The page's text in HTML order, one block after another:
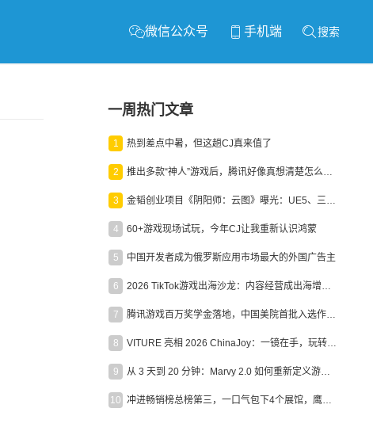
微信公众号 手机端 搜索
一周热门文章
1 热到差点中暑，但这趟CJ真来值了
2 推出多款“神人”游戏后，腾讯好像真想清楚怎么做二次元了
3 金韬创业项目《阴阳师：云图》曝光：UE5、三端互通、ARPG
4 60+游戏现场试玩，今年CJ让我重新认识鸿蒙
5 中国开发者成为俄罗斯应用市场最大的外国广告主
6 2026 TikTok游戏出海沙龙：内容经营成出海增长新引擎
7 腾讯游戏百万奖学金落地，中国美院首批入选作品获业内关注
8 VITURE 亮相 2026 ChinaJoy：一镜在手，玩转全场！
9 从 3 天到 20 分钟：Marvy 2.0 如何重新定义游戏出海营销效率？
10 冲进畅销榜总榜第三，一口气包下4个展馆，鹰角把嘉年华做爆了